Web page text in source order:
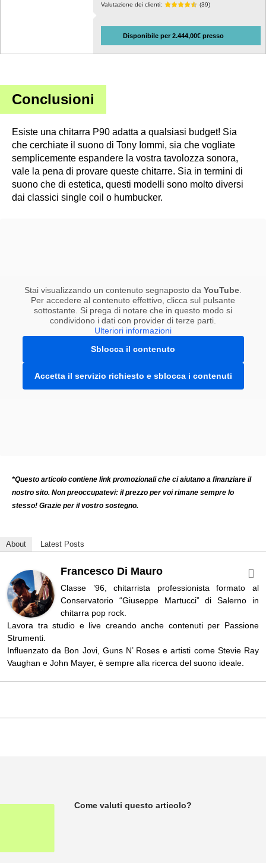
Valutazione dei clienti: (39)
Disponibile per 2.444,00€ presso
Conclusioni
Esiste una chitarra P90 adatta a qualsiasi budget! Sia
che cerchiate il suono di Tony Iommi, sia che vogliate
semplicemente espandere la vostra tavolozza sonora,
vale la pena di provare queste chitarre. Sia in termini di
suono che di estetica, questi modelli sono molto diversi
dai classici single coil o humbucker.
Stai visualizzando un contenuto segnaposto da YouTube
Per accedere al contenuto effettivo, clicca sul pulsante
sottostante. Si prega di notare che in questo modo si
condividono i dati con provider di terze parti.
Ulteriori informazioni
Sblocca il contenuto
Accetta il servizio richiesto e sblocca i contenuti
*Questo articolo contiene link promozionali che ci aiutano a finanziare il
nostro sito. Non preoccupatevi: il prezzo per voi rimane sempre lo
stesso! Grazie per il vostro sostegno.
About Latest Posts
Francesco Di Mauro
Classe ’96, chitarrista professionista formato al
Conservatorio “Giuseppe Martucci” di Salerno in
chitarra pop rock.
Lavora tra studio e live creando anche contenuti per Passione
Strumenti.
Influenzato da Bon Jovi, Guns N’ Roses e artisti come Stevie Ray
Vaughan e John Mayer, è sempre alla ricerca del suono ideale.
Come valuti questo articolo?